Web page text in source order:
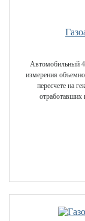
Автомобильный
измерения
пересчете на
отработавших